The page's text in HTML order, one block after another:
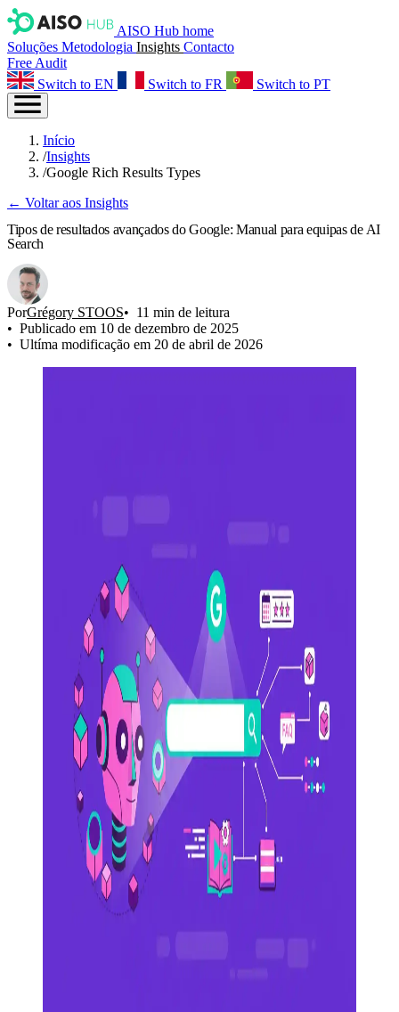
AISO Hub home
Soluções Metodologia Insights Contacto
Free Audit
Switch to EN
Switch to FR Switch to PT
Início
/Insights
/Google Rich Results Types
← Voltar aos Insights
Tipos de resultados avançados do Google: Manual para equipas de AI
Search
PorGrégory STOOS
11 min de leitura
Publicado em 10 de dezembro de 2025
Ultíma modificação em 20 de abril de 2026